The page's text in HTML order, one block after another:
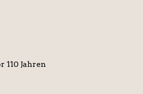
110 Jahren